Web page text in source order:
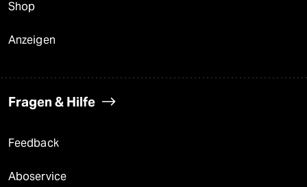
Shop
Anzeigen
Fragen & Hilfe
Feedback
Aboservice